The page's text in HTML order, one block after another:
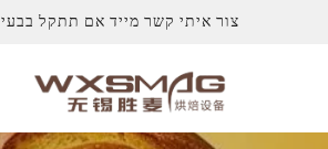
צור איתי קשר מייד אם תתקל